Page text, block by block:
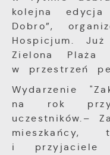
kolejna edycja
Dobro”,
Hospicjum.
Zielona
w przestrzeń
Wydarzenie
na rok
uczestników.–
mieszkańcy,
i przyjaciele
częstotliwości, z
serwisy www.
ocenę naszych
względem ich
użytkowników.
przetwarzane w
Wyrażenie zgody
cookies
funkcjonalności.
Reklamowe
Dzięki
prezentujemy Ci
aktualności na
Promocyjne pliki
prezentowania Ci
podstawie
Twoich
witryny
mogą pojawić
trzecich lub firm